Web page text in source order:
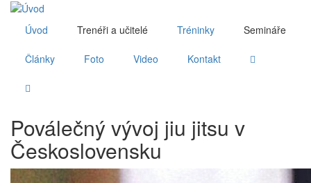
Úvod Trenéři a učitelé Tréninky Semináře
Články Foto Video Kontakt 

Poválečný vývoj jiu jitsu v
Československu